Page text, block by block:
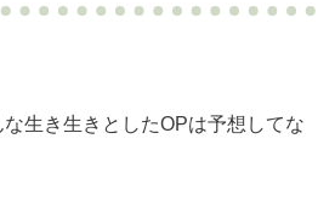
生き生きとしたOPは予想してな